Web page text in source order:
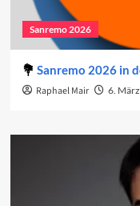
Sanremo 2026
Sanremo 2026 in
Raphael Mair 6.